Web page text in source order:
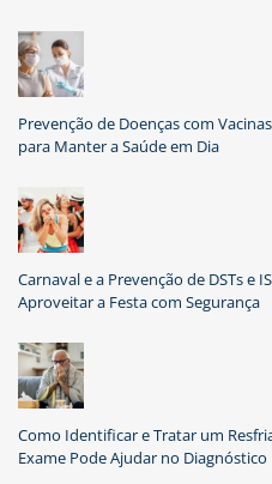
Prevenção de Doenças com
para Manter a Saúde em Dia
Carnaval e a Prevenção de DSTs e
Aproveitar a Festa com Segurança
Como Identificar e Tratar um
Exame Pode Ajudar no Diagnóstico